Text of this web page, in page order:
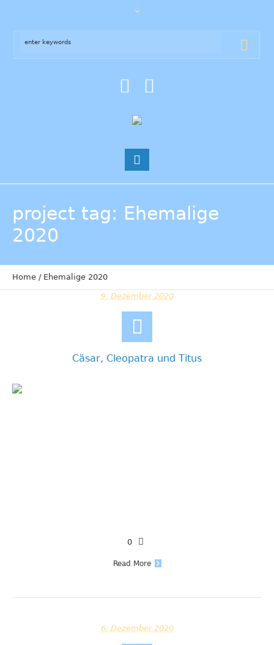
project tag: Ehemalige
2020
Home / Ehemalige 2020
9. Dezember 2020
Cäsar, Cleopatra und Titus
0
Read More
6. Dezember 2020